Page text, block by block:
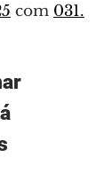
com 031.